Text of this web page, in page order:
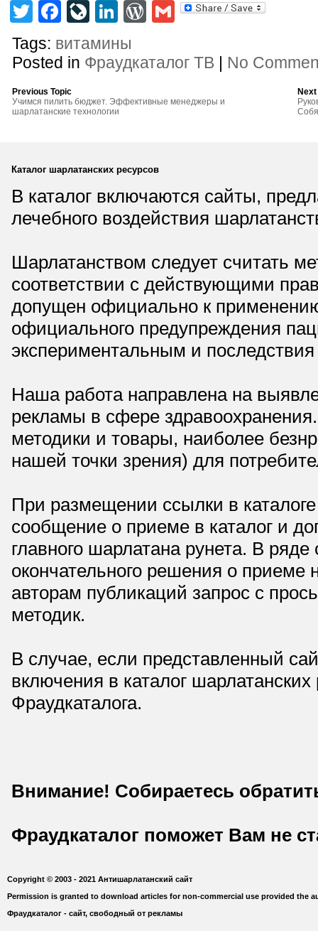
TwitterFacebook
LiveJournal
LinkedIn
WordPress
Gmail
Tags: витамины
Posted in Фраудкаталог ТВ | No
Previous Topic
Учимся пилить бюджет. Эффективные менеджеры и
шарлатанские технологии
Каталог шарлатанских ресурсов
В каталог включаются сайты,
лечебного воздействия
Шарлатанством следует считать
соответствии с действующими
допущен официально к
официального предупреждения
экспериментальным и
Наша работа направлена на
рекламы в сфере
методики и товары, наиболее
нашей точки зрения) для
При размещении ссылки в
сообщение о приеме в каталог и
главного шарлатана рунета. В
окончательного решения о приеме
авторам публикаций запрос с
методик.
В случае, если представленный
включения в каталог
Фраудкаталога.
Внимание! Собираетесь
Фраудкаталог поможет Вам не
Copyright © 2003 - 2021 Антишарлатанский сайт
Permission is granted to download articles for non-commercial use provided the
Фраудкаталог - сайт, свободный от рекламы